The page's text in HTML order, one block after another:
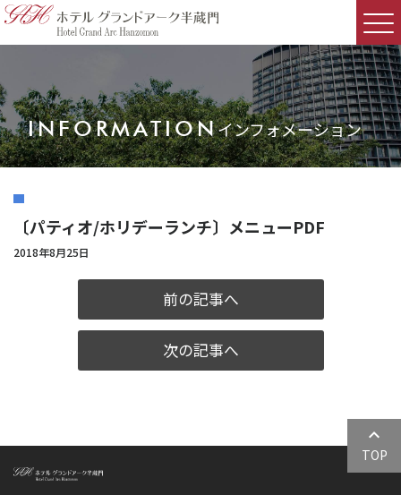
INFORMATIONインフォメーション
〔パティオ/ホリデーランチ〕メニューPDF
2018年8月25日
前の記事へ
次の記事へ
keyboard_arrow_up
TOP